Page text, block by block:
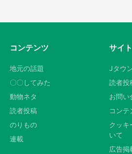
コンテンツ
地元の話題
〇〇してみた
動物ネタ
読者投稿
のりもの
連載
サイ
Jタウ
読者投
お問い
コンテ
クッキ
いて
広告掲